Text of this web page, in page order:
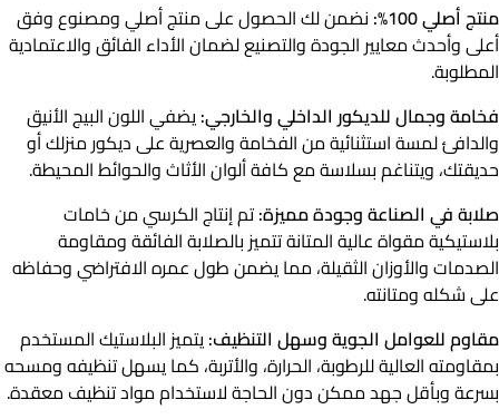
منتج أصلي 100%:
نضمن لك الحصول على منتج أصلي ومصنوع وفق
أعلى وأحدث معايير الجودة والتصنيع لضمان الأداء الفائق والاعتمادية
المطلوبة.
فخامة وجمال للديكور الداخلي والخارجي:يضفي اللون البيج الأنيق
والدافئ لمسة استثنائية من الفخامة والعصرية على ديكور منزلك أو
حديقتك، ويتناغم بسلاسة مع كافة ألوان الأثاث والحوائط المحيطة.
صلابة في الصناعة وجودة مميزة:تم إنتاج الكرسي من خامات
بلاستيكية مقواة عالية المتانة تتميز بالصلابة الفائقة ومقاومة
الصدمات والأوزان الثقيلة، مما يضمن طول عمره الافتراضي وحفاظه
على شكله ومتانته.
مقاوم للعوامل الجوية وسهل التنظيف:يتميز البلاستيك المستخدم
بمقاومته العالية للرطوبة، الحرارة، والأتربة، كما يسهل تنظيفه ومسحه
بسرعة وبأقل جهد ممكن دون الحاجة لاستخدام مواد تنظيف معقدة.